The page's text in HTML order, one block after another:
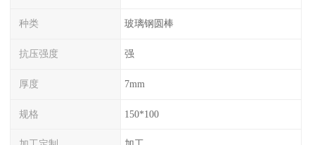
种类 玻璃钢圆棒
抗压强度 强
厚度 7mm
规格 150*100